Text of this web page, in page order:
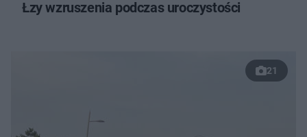
Łzy wzruszenia podczas uroczystości
21